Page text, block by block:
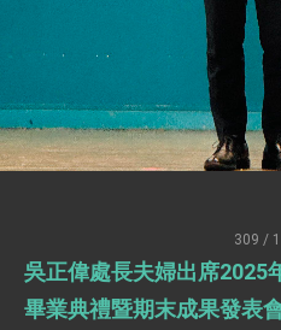
外交部長林佳龍接
會」訪問團一行，
臺美經貿談判獲階
成「臺美對等貿易
卓揆：臺美關稅談
利戰略地位 全力支
外交部與數位發展
位實力，達成固邦
民調顯示多數國人
「總合外交」與台
總統以「韌性之島
年談話
309 /
吳正偉處長夫婦出席2025
畢業典禮暨期末成果發表